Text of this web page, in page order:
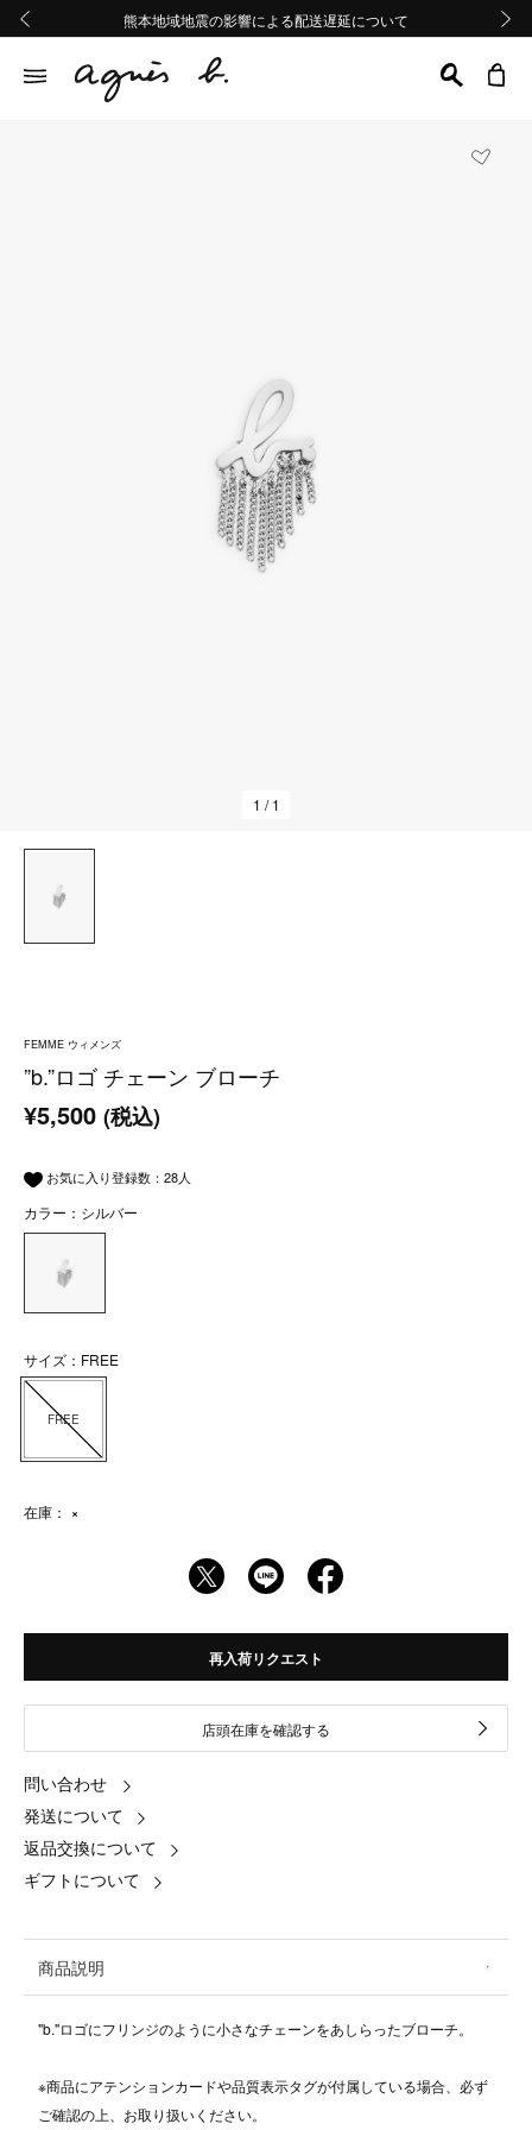
熊本地域地震の影響による配送遅延について
Summer Sale 2buy10%OFF!!
熊本地域地震の影響による配送遅延について
Summer Sale 2buy10%OFF!!
1 / 1
FEMME ウィメンズ
”b.”ロゴ チェーン ブローチ
¥5,500 (税込)
お気に入り登録数： 28人
カラー：シルバー
サイズ：FREE
FREE
在庫： ×
再入荷リクエスト
店頭在庫を確認する
問い合わせ
発送について
返品交換について
ギフトについて
商品説明
"b."ロゴにフリンジのように小さなチェーンをあしらったブローチ。
※商品にアテンションカードや品質表示タグが付属している場合、必ず
ご確認の上、お取り扱いください。